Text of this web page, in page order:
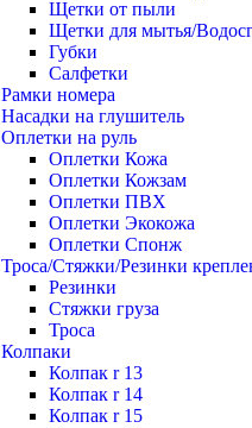
Щетки от пыли
Щетки для мытья/
Губки
Салфетки
Рамки номера
Насадки на глушитель
Оплетки на руль
Оплетки Кожа
Оплетки Кожзам
Оплетки ПВХ
Оплетки Экокожа
Оплетки Спонж
Троса/Стяжки/Резинки
Резинки
Стяжки груза
Троса
Колпаки
Колпак r 13
Колпак r 14
Колпак r 15